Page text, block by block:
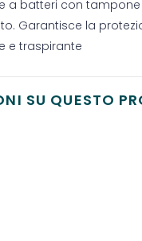
a batteri con
Garantisce la
e traspirante
SU QUESTO